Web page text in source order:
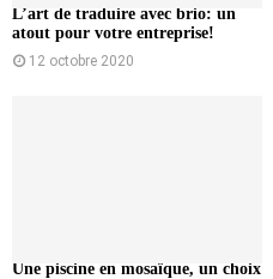
L’art de traduire avec brio: un
atout pour votre entreprise!
12 octobre 2020
Une piscine en mosaïque, un choix